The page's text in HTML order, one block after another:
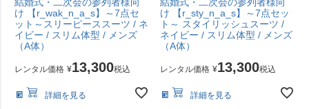
け 【r_wak_n_a_s】～7点セ
ット～スリーピーススーツ / ネ
イビー / スリム体型 / メンズ
（A体）
レンタル価格 ¥13,300税込
詳細を見る
け 【r_sty_n_a_s】～7点セッ
ト～ スタイリッシュスーツ /
ネイビー / スリム体型 / メンズ
（A体）
レンタル価格 ¥13,300税込
詳細を見る